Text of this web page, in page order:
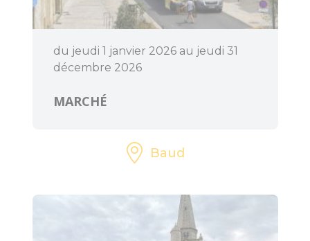
Jardins et
du jeudi 1 janvier 2026 au jeudi 31
décembre 2026
MARCHÉ
Baud